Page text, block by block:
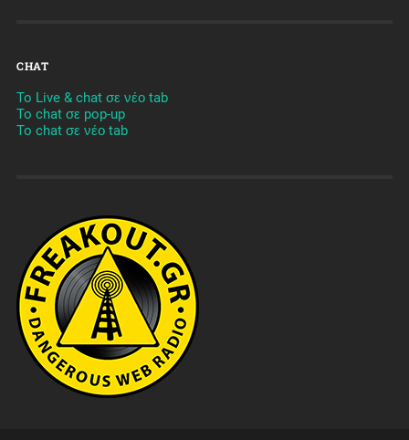
CHAT
To Live & chat σε νέο tab
To chat σε pop-up
To chat σε νέο tab